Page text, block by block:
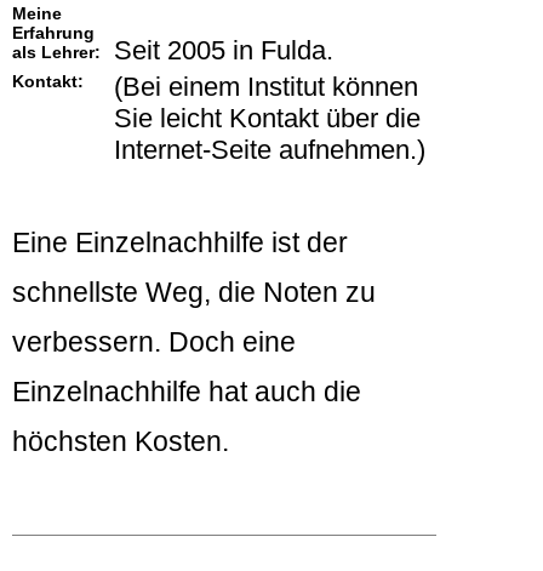
Meine
Erfahrung
als Lehrer:
Seit 2005 in Fulda.
Kontakt:
(Bei einem Institut können
Sie leicht Kontakt über die
Internet-Seite aufnehmen.)
Eine Einzelnachhilfe ist der
schnellste Weg, die Noten zu
verbessern. Doch eine
Einzelnachhilfe hat auch die
höchsten Kosten.